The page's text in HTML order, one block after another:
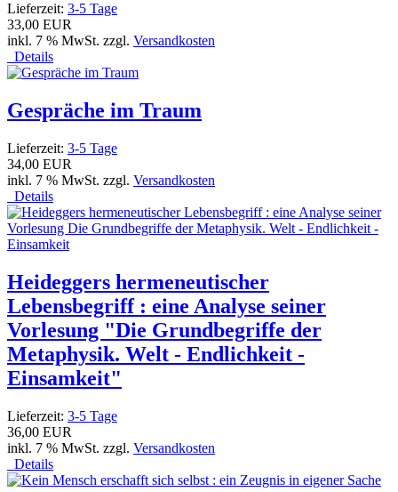
Lieferzeit: 3-5 Tage
33,00 EUR
inkl. 7 % MwSt. zzgl. Versandkosten
Details
Gespräche im Traum
Lieferzeit: 3-5 Tage
34,00 EUR
inkl. 7 % MwSt. zzgl. Versandkosten
Details
Heideggers hermeneutischer
Lebensbegriff : eine Analyse seiner
Vorlesung "Die Grundbegriffe der
Metaphysik. Welt - Endlichkeit -
Einsamkeit"
Lieferzeit: 3-5 Tage
36,00 EUR
inkl. 7 % MwSt. zzgl. Versandkosten
Details